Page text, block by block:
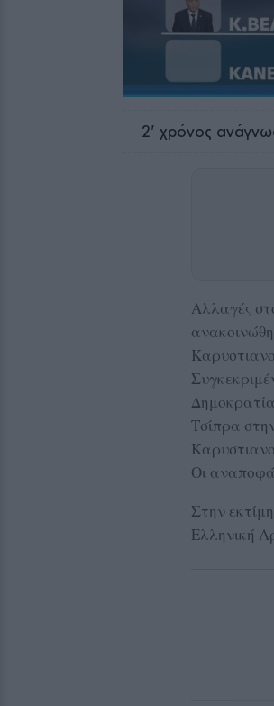
2' χρόνος
Αλλαγές
Τσίπρα
Οι
Στην
Ελληνική